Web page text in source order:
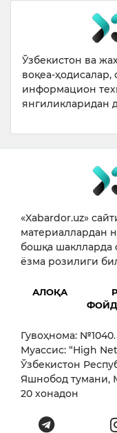
Ўзбекистон ва
воқеа-ҳодисалар,
информацион
янгиликларидан
«Xabardor.uz»
материаллардан
бошқа шаклларда
ёзма розилиги
АЛОҚА
Гувоҳнома:
Муассис: “High
Ўзбекистон
Яшнобод тумани,
20 хонадон